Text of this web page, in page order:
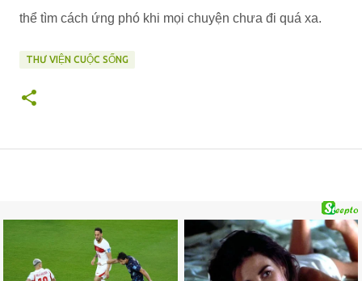
thể tìm cách ứng phó khi mọi chuyện chưa đi quá xa.
THƯ VIỆN CUỘC SỐNG